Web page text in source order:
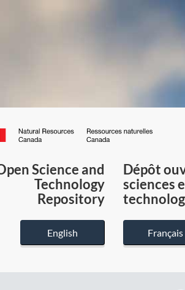
du
Science and
Technology
Repository
English
Dépôt
sciences
Français